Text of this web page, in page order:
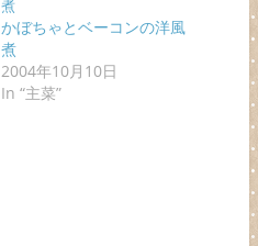
かぼちゃとベーコンの洋風
煮
2004年10月10日
In “主菜”